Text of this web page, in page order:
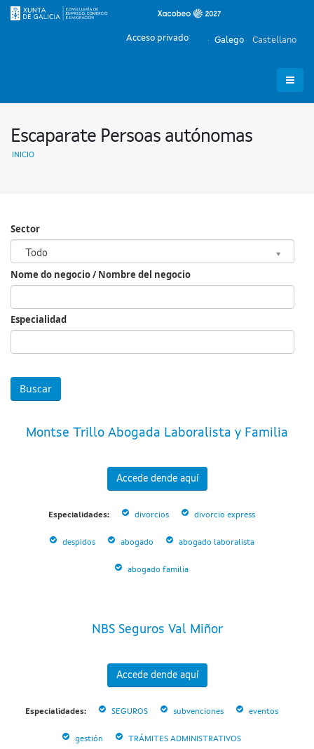
Galego Castellano
Acceso privado
Escaparate Persoas autónomas
INICIO
Sector
Todo
Sector
Nome do negocio / Nombre del negocio
Especialidad
Montse Trillo Abogada Laboralista y Familia
Accede dende aquí
Especialidades: divorcios divorcio express
despidos abogado abogado laboralista
abogado familia
NBS Seguros Val Miñor
Accede dende aquí
Especialidades: SEGUROS subvenciones eventos
gestión TRÁMITES ADMINISTRATIVOS